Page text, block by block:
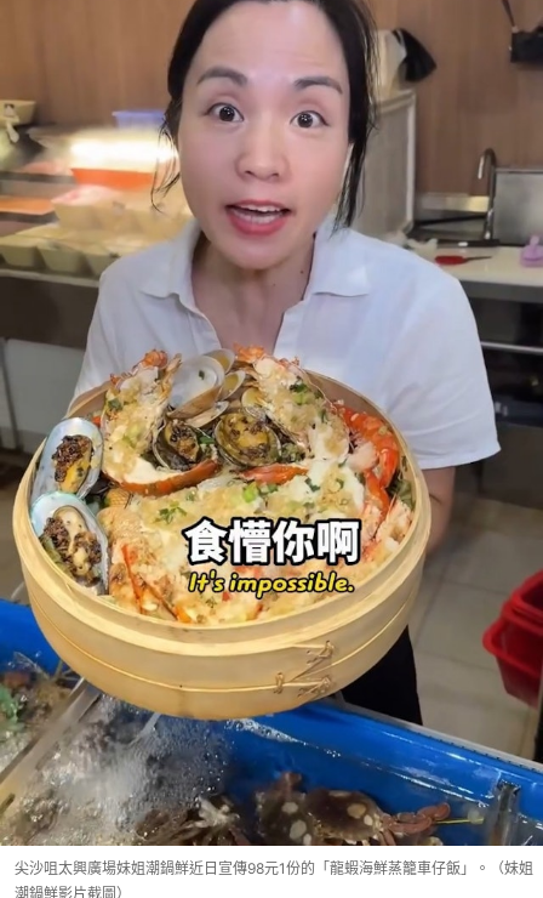
尖沙咀太興廣場妹姐潮鍋鮮近日宣傳98元1份的「龍蝦海鮮蒸籠車仔飯」。（妹姐
潮鍋鮮影片截圖）